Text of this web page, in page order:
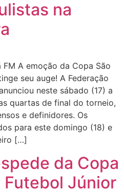
na
FM A emoção da Copa São
seu auge! A Federação
neste sábado (17) a
quartas de final do torneio,
e definidores. Os
para este domingo (18) e
[…]
da Copa
Futebol Júnior